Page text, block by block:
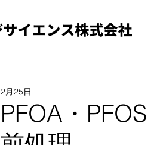
PFOA・
2月25日